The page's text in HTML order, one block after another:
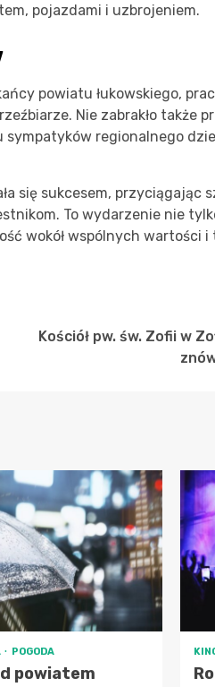
pojazdami i uzbrojeniem.
powiatu łukowskiego,
Nie zabrakło także
sympatyków regionalnego
się sukcesem, przyciągając
To wydarzenie nie
wokół wspólnych wartości
Kościół pw. św. Zofii w
POGODA
powiatem